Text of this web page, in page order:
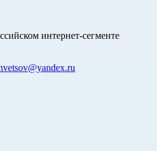
интернет-сегменте